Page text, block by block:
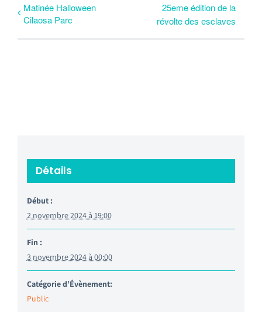
Matinée Halloween
Cilaosa Parc
25eme édition de la
révolte des esclaves
Détails
Début :
2 novembre 2024 à 19:00
Fin :
3 novembre 2024 à 00:00
Catégorie d’Évènement:
Public